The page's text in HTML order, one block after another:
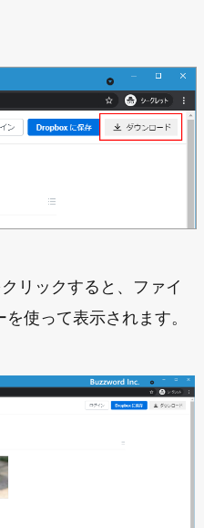
リックすると、ファイ
使って表示されます。